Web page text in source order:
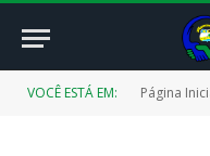
VOCÊ ESTÁ EM: Página